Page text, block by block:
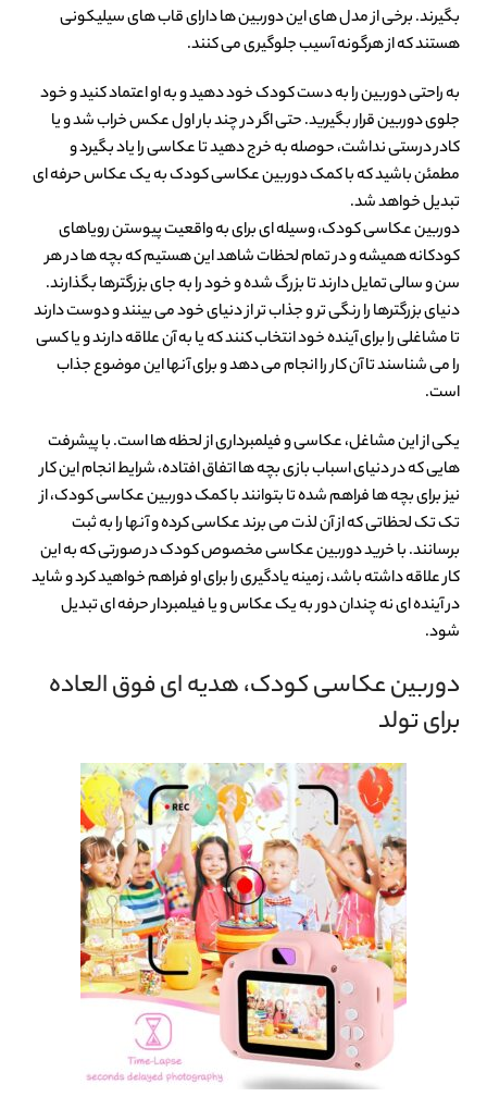
بگیرند. برخی از مدل های این دوربین ها دارای قاب های سیلیکونی
هستند که از هرگونه آسیب جلوگیری می کنند.
به راحتی دوربین را به دست کودک خود دهید و به او اعتماد کنید و خود
جلوی دوربین قرار بگیرید. حتی اگر در چند بار اول عکس خراب شد و یا
کادر درستی نداشت، حوصله به خرج دهید تا عکاسی را یاد بگیرد و
مطمئن باشید که با کمک دوربین عکاسی کودک به یک عکاس حرفه ای
تبدیل خواهد شد.
دوربین عکاسی کودک، وسیله ای برای به واقعیت پیوستن رویاهای
کودکانه همیشه و در تمام لحظات شاهد این هستیم که بچه ها در هر
سن و سالی تمایل دارند تا بزرگ شده و خود را به جای بزرگترها بگذارند.
دنیای بزرگترها را رنگی تر و جذاب تر از دنیای خود می بینند و دوست دارند
تا مشاغلی را برای آینده خود انتخاب کنند که یا به آن علاقه دارند و یا کسی
را می شناسند تا آن کار را انجام می دهد و برای آنها این موضوع جذاب
است.
یکی از این مشاغل، عکاسی و فیلمبرداری از لحظه ها است. با پیشرفت
هایی که در دنیای اسباب بازی بچه ها اتفاق افتاده، شرایط انجام این کار
نیز برای بچه ها فراهم شده تا بتوانند با کمک دوربین عکاسی کودک، از
تک تک لحظاتی که از آن لذت می برند عکاسی کرده و آنها را به ثبت
برسانند. با خرید دوربین عکاسی مخصوص کودک در صورتی که به این
کار علاقه داشته باشد، زمینه یادگیری را برای او فراهم خواهید کرد و شاید
در آینده ای نه چندان دور به یک عکاس و یا فیلمبردار حرفه ای تبدیل
شود.
دوربین عکاسی کودک، هدیه ای فوق العاده
برای تولد